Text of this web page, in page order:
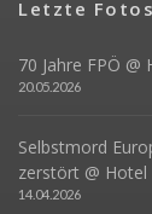
Letzte
70 Jahre FPÖ @
20.05.2026
Selbstmord
zerstört @
14.04.2026